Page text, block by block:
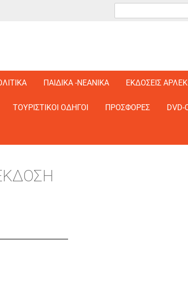
ΠΑΙΔΙΚΑ -ΝΕΑΝΙΚΑ ΕΚΔΟΣΕΙΣ
ΤΟΥΡΙΣΤΙΚΟΙ ΟΔΗΓΟΙ ΠΡΟΣΦΟΡΕΣ DVD-